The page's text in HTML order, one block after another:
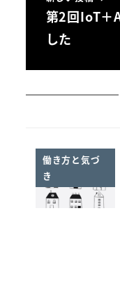
第2回IoT＋
した
働き方と気づ
き